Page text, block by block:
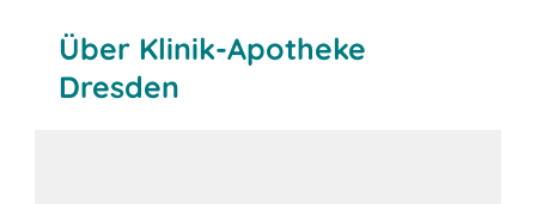
Über Klinik-Apotheke
Dresden